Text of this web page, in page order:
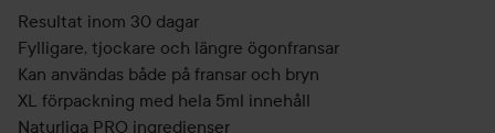
Resultat inom 30 dagar
Fylligare, tjockare och längre ögonfransar
Kan användas både på fransar och bryn
XL förpackning med hela 5ml innehåll
Naturliga PRO ingredienser